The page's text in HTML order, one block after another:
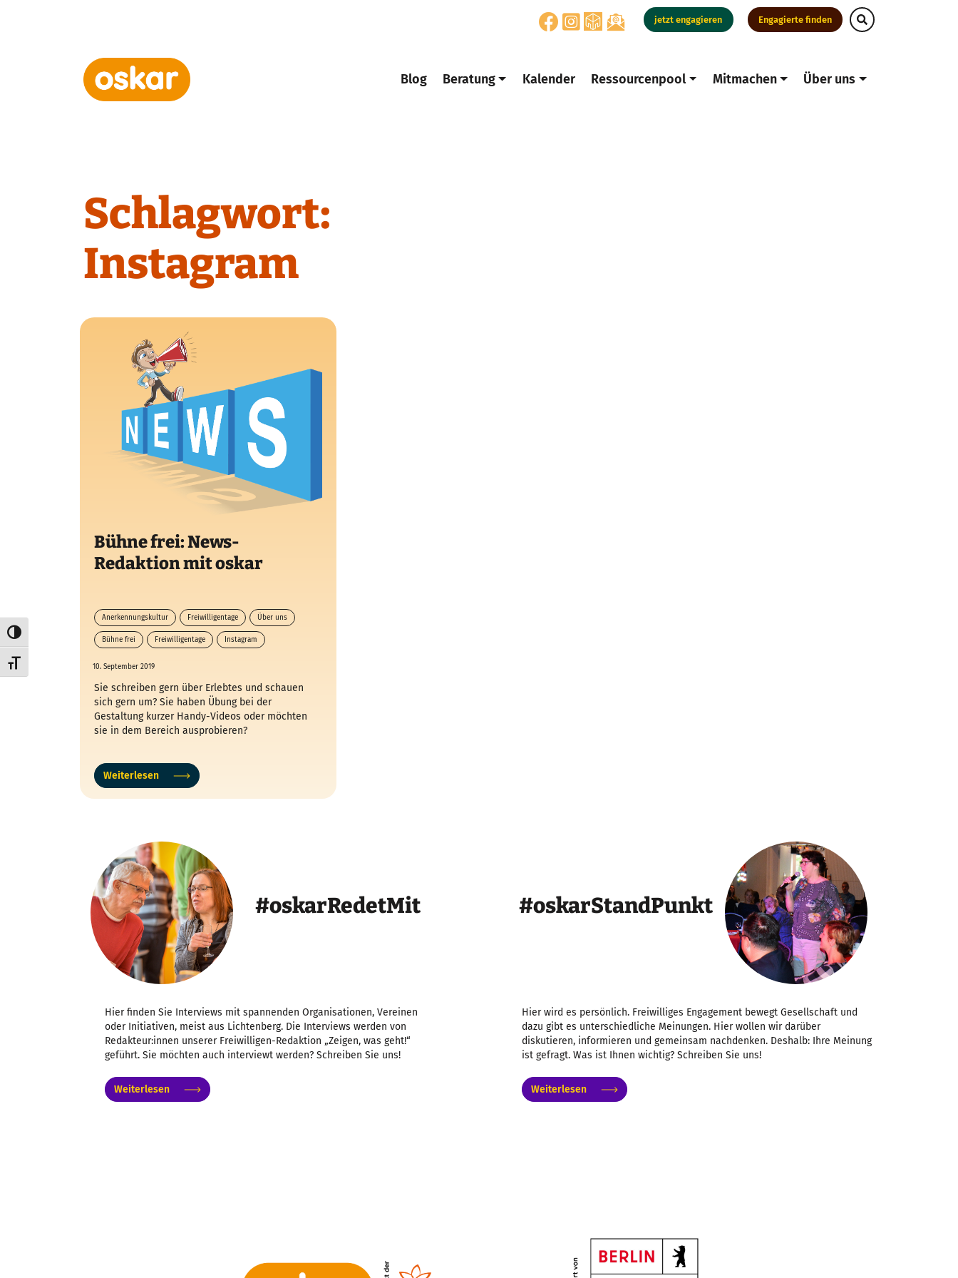
Umschalten auf hohe Kontraste
Schrift vergrößern
jetzt engagieren Engagierte finden
Hauptnavigation Blog Beratung Kalender Ressourcenpool Mitmachen Über uns
Schlagwort:
Instagram
Bühne frei: News-
Redaktion mit oskar
Anerkennungskultur Freiwilligentage Über uns
Bühne frei Freiwilligentage Instagram
Mitmach-Aktionen
10. September 2019
Sie schreiben gern über Erlebtes und schauen
sich gern um? Sie haben Übung bei der
Gestaltung kurzer Handy-Videos oder möchten
sie in dem Bereich ausprobieren?
Weiterlesen
#oskarRedetMit
Hier finden Sie Interviews mit spannenden Organisationen, Vereinen
oder Initiativen, meist aus Lichtenberg. Die Interviews werden von
Redakteur:innen unserer Freiwilligen-Redaktion „Zeigen, was geht!“
geführt. Sie möchten auch interviewt werden? Schreiben Sie uns!
Weiterlesen
#oskarStandPunkt
Hier wird es persönlich. Freiwilliges Engagement bewegt Gesellschaft und
dazu gibt es unterschiedliche Meinungen. Hier wollen wir darüber
diskutieren, informieren und gemeinsam nachdenken. Deshalb: Ihre Meinung
ist gefragt. Was ist Ihnen wichtig? Schreiben Sie uns!
Weiterlesen